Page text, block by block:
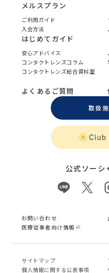
メルスプラン
ご利用ガイド
入会方法
はじめてガイド
安心アドバイス
コンタクトレンズコラム
コンタクトレンズ総合資料室
よくあるご質問
取扱
公式ソーシ
お問い合わせ
医療従事者向け情報
サイトマップ
個⼈情報に関する公表事項